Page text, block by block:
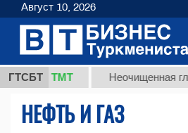
ГТСБТ
37,8 ТМТ Неочищенная
НЕФТЬ И ГАЗ
Август 10, 2026